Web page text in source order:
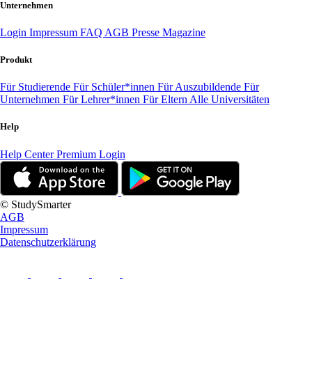
Unternehmen
Login Impressum FAQ AGB Presse Magazine
Produkt
Für Studierende Für Schüler*innen Für Auszubildende Für
Unternehmen Für Lehrer*innen Für Eltern Alle Universitäten
Help
Help CenterPremium Login
© StudySmarter
AGB
Impressum
Datenschutzerklärung